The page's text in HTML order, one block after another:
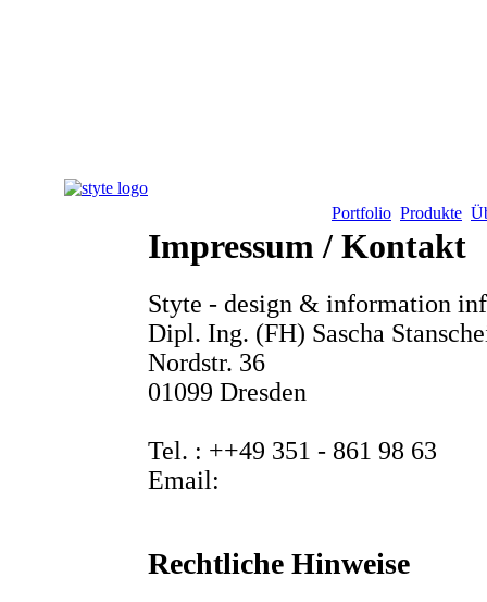
Portfolio Produkte
Impressum / Kontakt
Styte - design & information
Dipl. Ing. (FH) Sascha
Nordstr. 36
01099 Dresden
Tel. : ++49 351 - 861 98 63
Email:
Rechtliche Hinweise